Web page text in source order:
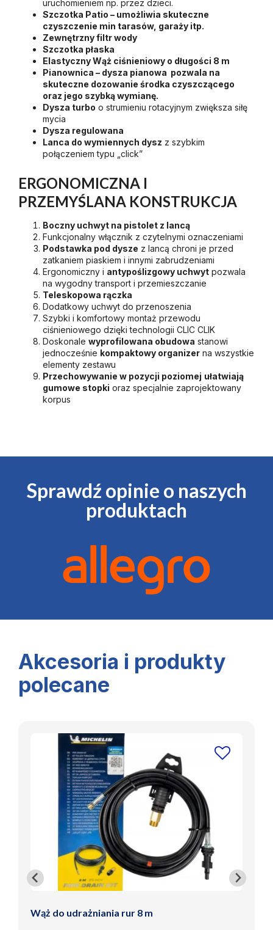
uruchomieniem np. przez dzieci.
Szczotka Patio – umożliwia skuteczne
czyszczenie min tarasów, garaży itp.
Zewnętrzny filtr wody
Szczotka płaska
Elastyczny Wąż ciśnieniowy o długości 8 m
Pianownica – dysza pianowa pozwala na
skuteczne dozowanie środka czyszczącego
oraz jego szybką wymianę.
Dysza turbo o strumieniu rotacyjnym zwiększa siłę
mycia
Dysza regulowana
Lanca do wymiennych dysz z szybkim
połączeniem typu „click”
ERGONOMICZNA I
PRZEMYŚLANA KONSTRUKCJA
Boczny uchwyt na pistolet z lancą
Funkcjonalny włącznik z czytelnymi oznaczeniami
Podstawka pod dysze z lancą chroni je przed
zatkaniem piaskiem i innymi zabrudzeniami
Ergonomiczny i antypoślizgowy uchwyt pozwala
na wygodny transport i przemieszczanie
Teleskopowa rączka
Dodatkowy uchwyt do przenoszenia
Szybki i komfortowy montaż przewodu
ciśnieniowego dzięki technologii CLIC CLIK
Doskonale wyprofilowana obudowa stanowi
jednocześnie kompaktowy organizer na wszystkie
elementy zestawu
Przechowywanie w pozycji poziomej ułatwiają
gumowe stopki oraz specjalnie zaprojektowany
korpus
Sprawdź opinie o naszych
produktach
Akcesoria i produkty
polecane
Wąż do udrażniania rur 8 m